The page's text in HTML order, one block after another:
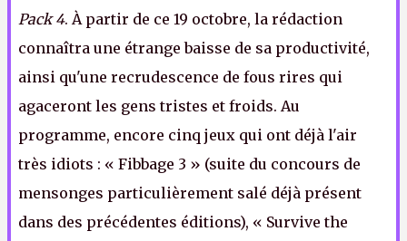
Pack 4. À partir de ce 19 octobre, la rédaction
connaîtra une étrange baisse de sa productivité,
ainsi qu'une recrudescence de fous rires qui
agaceront les gens tristes et froids. Au
programme, encore cinq jeux qui ont déjà l'air
très idiots : « Fibbage 3 » (suite du concours de
mensonges particulièrement salé déjà présent
dans des précédentes éditions), « Survive the